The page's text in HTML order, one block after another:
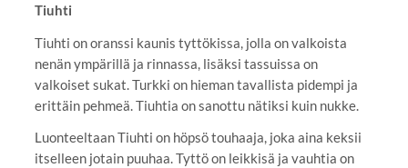
Tiuhti
Tiuhti on oranssi kaunis tyttökissa, jolla on valkoista
nenän ympärillä ja rinnassa, lisäksi tassuissa on
valkoiset sukat. Turkki on hieman tavallista pidempi ja
erittäin pehmeä. Tiuhtia on sanottu nätiksi kuin nukke.
Luonteeltaan Tiuhti on höpsö touhaaja, joka aina keksii
itselleen jotain puuhaa. Tyttö on leikkisä ja vauhtia on